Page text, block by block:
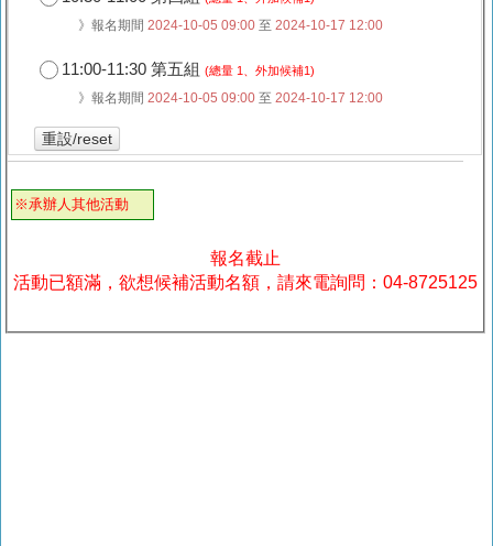
》報名期間 2024-10-05 09:00 至 2024-10-17 12:00
11:00-11:30 第五組 (總量 1、外加候補1)
》報名期間 2024-10-05 09:00 至 2024-10-17 12:00
重設/reset
※承辦人其他活動
報名截止
活動已額滿，欲想候補活動名額，請來電詢問：04-8725125